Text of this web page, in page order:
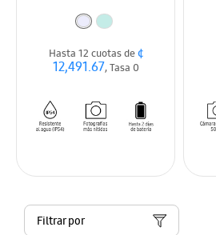
Hasta 12 cuotas de¢
12,491.67, Tasa 0
Filtrar por